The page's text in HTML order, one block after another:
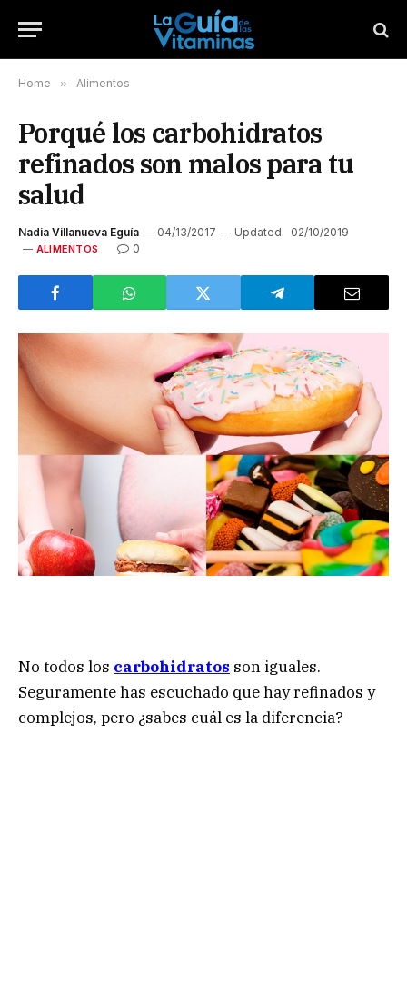
Home » Alimentos
Porqué los carbohidratos
refinados son malos para tu
salud
Nadia Villanueva Eguía 04/13/2017 Updated: 02/10/2019
ALIMENTOS 0
No todos los carbohidratos son iguales.
Seguramente has escuchado que hay refinados y
complejos, pero ¿sabes cuál es la diferencia?